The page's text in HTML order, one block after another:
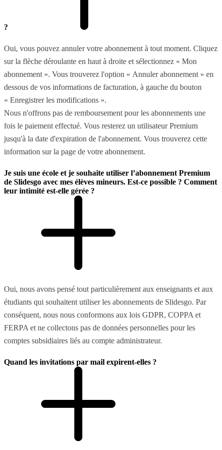
?
Oui, vous pouvez annuler votre abonnement à tout moment. Cliquez
sur la flèche déroulante en haut à droite et sélectionnez « Mon
abonnement ». Vous trouverez l'option « Annuler abonnement » en
dessous de vos informations de facturation, à gauche du bouton
« Enregistrer les modifications ».
Nous n'offrons pas de remboursement pour les abonnements une
fois le paiement effectué. Vous resterez un utilisateur Premium
jusqu'à la date d'expiration de l'abonnement. Vous trouverez cette
information sur la page de votre abonnement.
Je suis une école et je souhaite utiliser l’abonnement Premium
de Slidesgo avec mes élèves mineurs. Est-ce possible ? Comment
leur intimité est-elle gérée ?
Oui, nous avons pensé tout particulièrement aux enseignants et aux
étudiants qui souhaitent utiliser les abonnements de Slidesgo. Par
conséquent, nous nous conformons aux lois GDPR, COPPA et
FERPA et ne collectons pas de données personnelles pour les
comptes subsidiaires liés au compte administrateur.
Quand les invitations par mail expirent-elles ?